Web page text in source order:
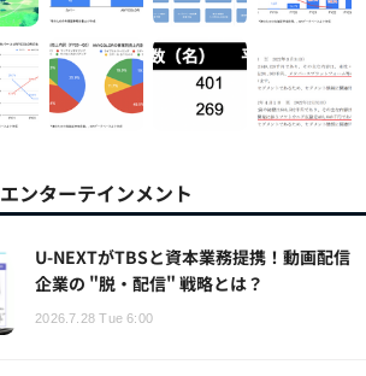
エンターテインメント
U-NEXTがTBSと資本業務提携！動画配信
企業の "脱・配信" 戦略とは？
2026.7.28 Tue 6:00